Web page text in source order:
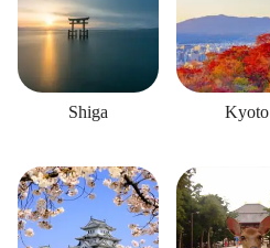
Shiga Kyoto